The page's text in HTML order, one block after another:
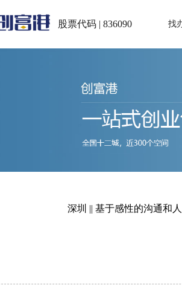
股票代码 | 836090 找
深圳 || 基于感性的沟通和